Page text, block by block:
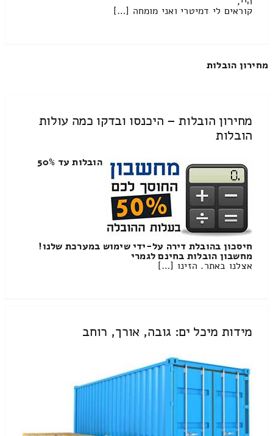
קוראים לי דמיטרי ואני מומחה […]
מחירון הובלות
מחירון הובלות – היכנסו ובדקו כמה עולות
הובלות
הובלות עד 50%
חיסכון בהובלת דירה על-ידי שימוש במערכת שלנו!
מחשבון הובלות בחינם לגמרי
אצלנו באתר. הזינו […]
מידות מיכל ים: גובה, אורך, רוחב